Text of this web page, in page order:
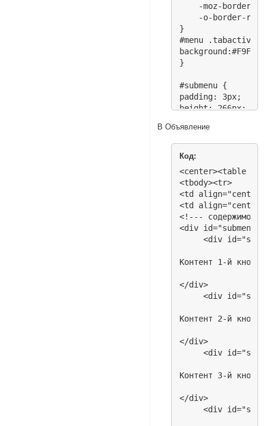
-moz-border-
-o-border-
}
#menu .tabactive {
}
#submenu {
padding: 3px;
height: 266px;
width: 354px;
}
display: none;
height: 266px;
}
</style>
В Объявление
Код:
<center><table
<tbody><tr>
<td align="center"
<td align="center"
<!--- содержимое
<div
<div
Контент 1-й кнопки
</div>
<div
Контент 2-й кнопки
</div>
<div
Контент 3-й кнопки
</div>
<div